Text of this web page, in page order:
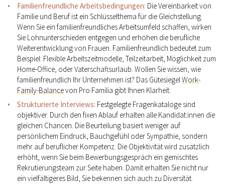
Familienfreundliche Arbeitsbedingungen: Die Vereinbarkeit von
Familie und Beruf ist ein Schlüsselthema für die Gleichstellung.
Wenn Sie ein familienfreundliches Arbeitsumfeld schaffen, wirken
Sie Lohnunterschieden entgegen und erhöhen die berufliche
Weiterentwicklung von Frauen. Familienfreundlich bedeutet zum
Beispiel: Flexible Arbeitszeitmodelle, Teilzeitarbeit, Möglichkeit zum
Home-Office, oder Vaterschaftsurlaub. Wollen Sie wissen, wie
familienfreundlich Ihr Unternehmen ist? Das Gütesiegel Work-
Family-Balancevon Pro Familia gibt Ihnen Klarheit.
Strukturierte Interviews: Festgelegte Fragenkataloge sind
objektiver. Durch den fixen Ablauf erhalten alle Kandidat:innen die
gleichen Chancen. Die Beurteilung basiert weniger auf
persönlichem Eindruck, Bauchgefühl oder Sympathie, sondern
mehr auf beruflicher Kompetenz. Die Objektivität wird zusätzlich
erhöht, wenn Sie beim Bewerbungsgespräch ein gemischtes
Rekrutierungsteam zur Seite haben. Damit erhalten Sie nicht nur
ein vielfältigeres Bild, Sie bekennen sich auch zu Diversität.